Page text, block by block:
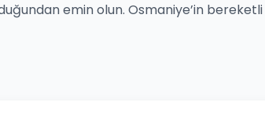
emin olun. Osmaniye’in